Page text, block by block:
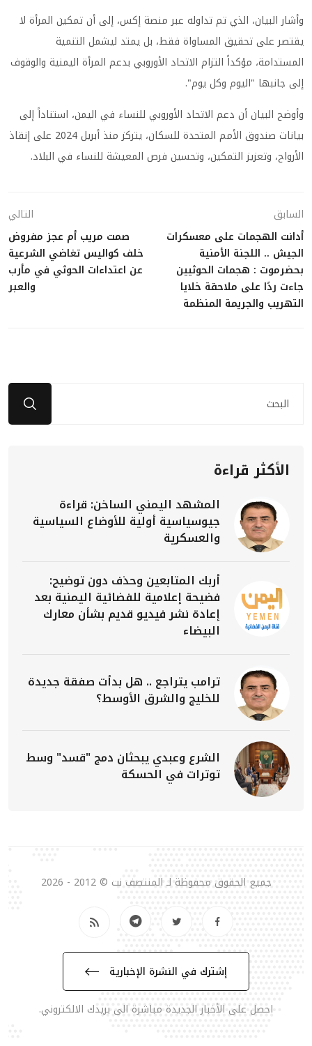
وأشار البيان، الذي تم تداوله عبر منصة إكس، إلى أن تمكين المرأة لا
يقتصر على تحقيق المساواة فقط، بل يمتد ليشمل التنمية
المستدامة، مؤكداً التزام الاتحاد الأوروبي بدعم المرأة اليمنية والوقوف
إلى جانبها "اليوم وكل يوم".
وأوضح البيان أن دعم الاتحاد الأوروبي للنساء في اليمن، استناداً إلى
بيانات صندوق الأمم المتحدة للسكان، يتركز منذ أبريل 2024 على إنقاذ
الأرواح، وتعزيز التمكين، وتحسين فرص المعيشة للنساء في البلاد.
السابق
أدانت الهجمات على معسكرات
الجيش .. اللجنة الأمنية
بحضرموت : هجمات الحوثيين
جاءت ردًا على ملاحقة خلايا
التهريب والجريمة المنظمة
التالي
صمت مريب أم عجز مفروض
خلف كواليس تغاضي الشرعية
عن اعتداءات الحوثي في مأرب
والعبر
الأكثر قراءة
المشهد اليمني الساخن: قراءة
جيوسياسية أولية للأوضاع السياسية
والعسكرية
أربك المتابعين وحذف دون توضيح:
فضيحة إعلامية للفضائية اليمنية بعد
إعادة نشر فيديو قديم بشأن معارك
البيضاء
ترامب يتراجع .. هل بدأت صفقة جديدة
للخليج والشرق الأوسط؟
الشرع وعبدي يبحثان دمج "قسد" وسط
توترات في الحسكة
جميع الحقوق محفوظة لـ المنتصف نت © 2012 - 2026
إشترك في النشرة الإخبارية
احصل على الأخبار الجديدة مباشرة الى بريدك الالكتروني.